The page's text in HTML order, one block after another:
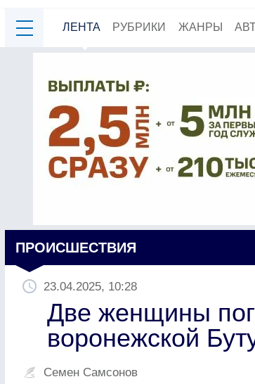
ЛЕНТА РУБРИКИ ЖАНРЫ
ПРОИСШЕСТВИЯ
23.04.2025, 10:28
Две женщины
воронежской
Семен Самсонов